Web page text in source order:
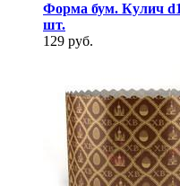
Форма бум. Кулич
шт.
129 руб.